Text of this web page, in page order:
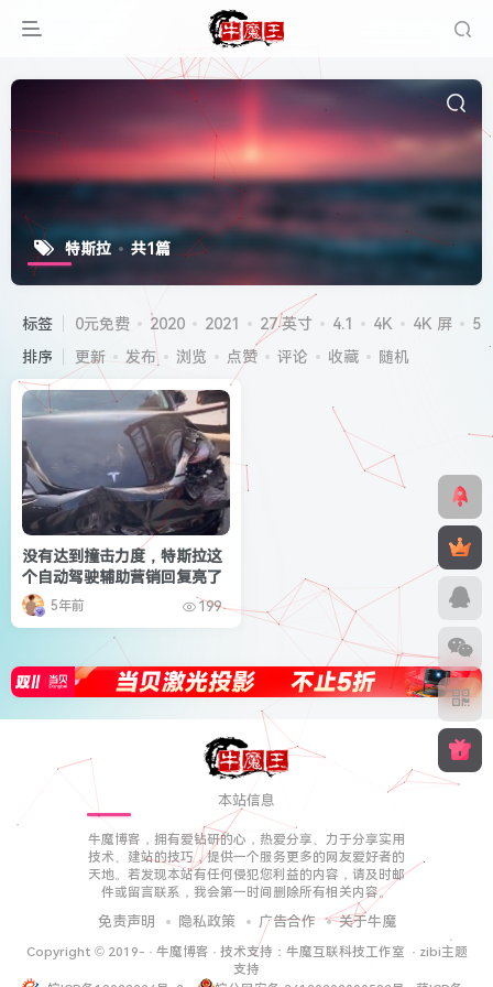
特斯拉 共1篇
标签 0元免费 2020 2021 27 英寸 4.1 4K 4K 屏
5G
排序
更新 发布 浏览 点赞 评论 收藏 随机
没有达到撞击力度，特斯拉这
个自动驾驶辅助营销回复亮了
5年前 199
本站信息
牛魔博客，拥有爱钻研的心，热爱分享、力于分享实用
技术、建站的技巧，提供一个服务更多的网友爱好者的
天地。若发现本站有任何侵犯您利益的内容，请及时邮
件或留言联系，我会第一时间删除所有相关内容。
免责声明 隐私政策 广告合作 关于牛魔
Copyright © 2019- · 牛魔博客 · 技术支持： 牛魔互联科技工作室 · zibi主题
支持